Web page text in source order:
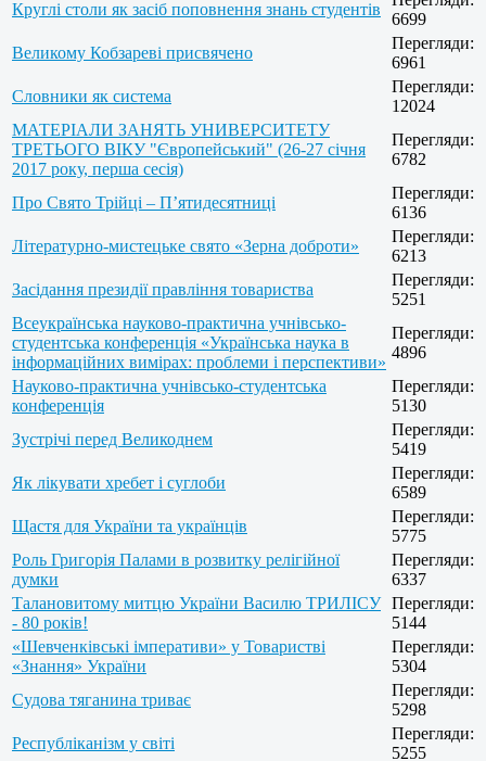
Круглі столи як засіб поповнення знань студентів
6699
Великому Кобзареві присвячено
Перегляди:
6961
Словники як система
Перегляди:
12024
МАТЕРІАЛИ ЗАНЯТЬ УНИВЕРСИТЕТУ
ТРЕТЬОГО ВІКУ "Європейський" (26-27 січня
2017 року, перша сесія)
Перегляди:
6782
Про Свято Трійці – П’ятидесятниці
Перегляди:
6136
Літературно-мистецьке свято «Зерна доброти»
Перегляди:
6213
Засідання президії правління товариства
Перегляди:
5251
Всеукраїнська науково-практична учнівсько-
студентська конференція «Українська наука в
інформаційних вимірах: проблеми і перспективи»
Перегляди:
4896
Науково-практична учнівсько-студентська
конференція
Перегляди:
5130
Зустрічі перед Великоднем
Перегляди:
5419
Як лікувати хребет і суглоби
Перегляди:
6589
Щастя для України та українців
Перегляди:
5775
Роль Григорія Палами в розвитку релігійної
думки
Перегляди:
6337
Талановитому митцю України Василю ТРИЛІСУ
- 80 років!
Перегляди:
5144
«Шевченківські імперативи» у Товаристві
«Знання» України
Перегляди:
5304
Судова тяганина триває
Перегляди:
5298
Республіканізм у світі
Перегляди:
5255